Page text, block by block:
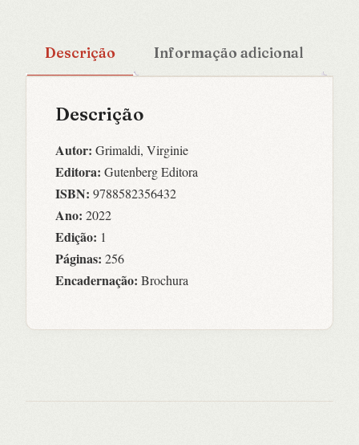
Descrição Informação adicional
Descrição
Autor: Grimaldi, Virginie
Editora: Gutenberg Editora
ISBN: 9788582356432
Ano: 2022
Edição: 1
Páginas: 256
Encadernação: Brochura